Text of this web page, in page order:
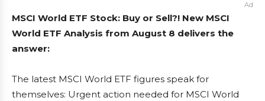
Ad
MSCI World ETF Stock: Buy or Sell?! New MSCI
World ETF Analysis from August 8 delivers the
answer:
The latest MSCI World ETF figures speak for
themselves: Urgent action needed for MSCI World